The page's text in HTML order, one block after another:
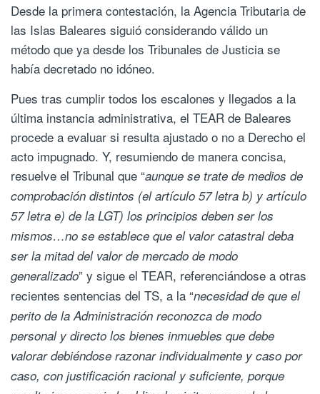
Desde la primera contestación, la Agencia Tributaria de
las Islas Baleares siguió considerando válido un
método que ya desde los Tribunales de Justicia se
había decretado no idóneo.
Pues tras cumplir todos los escalones y llegados a la
última instancia administrativa, el TEAR de Baleares
procede a evaluar si resulta ajustado o no a Derecho el
acto impugnado. Y, resumiendo de manera concisa,
resuelve el Tribunal que “aunque se trate de medios de
comprobación distintos (el artículo 57 letra b) y artículo
57 letra e) de la LGT) los principios deben ser los
mismos…no se establece que el valor catastral deba
ser la mitad del valor de mercado de modo
generalizado” y sigue el TEAR, referenciándose a otras
recientes sentencias del TS, a la “necesidad de que el
perito de la Administración reconozca de modo
personal y directo los bienes inmuebles que debe
valorar debiéndose razonar individualmente y caso por
caso, con justificación racional y suficiente, porque